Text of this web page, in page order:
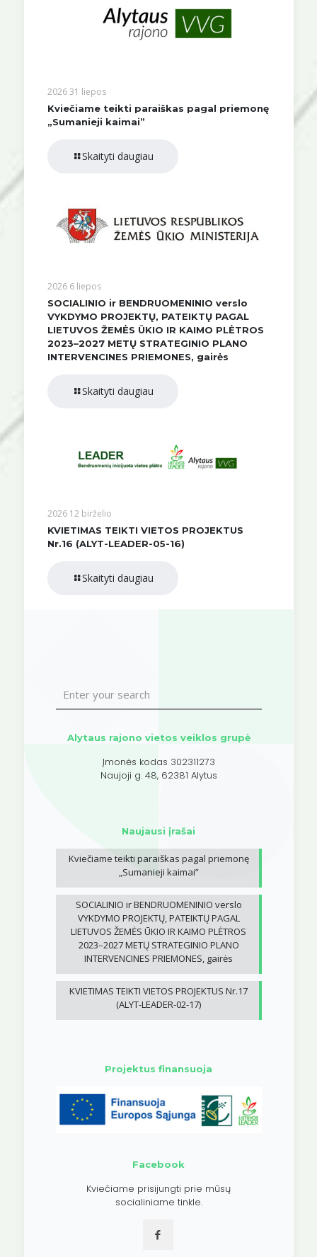
2026 31 liepos
Kviečiame teikti paraiškas pagal priemonę
„Sumanieji kaimai”
Skaityti daugiau
2026 6 liepos
SOCIALINIO ir BENDRUOMENINIO verslo
VYKDYMO PROJEKTŲ, PATEIKTŲ PAGAL
LIETUVOS ŽEMĖS ŪKIO IR KAIMO PLĖTROS
2023–2027 METŲ STRATEGINIO PLANO
INTERVENCINES PRIEMONES, gairės
Skaityti daugiau
2026 12 birželio
KVIETIMAS TEIKTI VIETOS PROJEKTUS
Nr.16 (ALYT-LEADER-05-16)
Skaityti daugiau
Alytaus rajono vietos veiklos grupė
Įmonės kodas 302311273
Naujoji g. 48, 62381 Alytus
Naujausi įrašai
Kviečiame teikti paraiškas pagal priemonę
„Sumanieji kaimai”
SOCIALINIO ir BENDRUOMENINIO verslo
VYKDYMO PROJEKTŲ, PATEIKTŲ PAGAL
LIETUVOS ŽEMĖS ŪKIO IR KAIMO PLĖTROS
2023–2027 METŲ STRATEGINIO PLANO
INTERVENCINES PRIEMONES, gairės
KVIETIMAS TEIKTI VIETOS PROJEKTUS Nr.17
(ALYT-LEADER-02-17)
Projektus finansuoja
Facebook
Kviečiame prisijungti prie mūsų
socialiniame tinkle.